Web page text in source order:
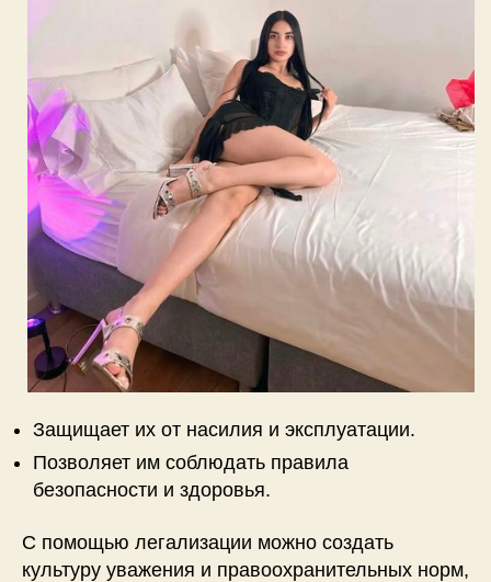
Защищает их от насилия и эксплуатации.
Позволяет им соблюдать правила
безопасности и здоровья.
С помощью легализации можно создать
культуру уважения и правоохранительных норм,